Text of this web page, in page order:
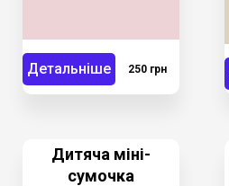
Детальніше 250 грн
Дитяча міні-
сумочка